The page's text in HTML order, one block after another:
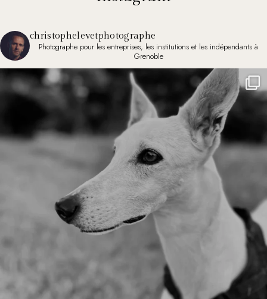
christophelevetphotographe
Photographe pour les entreprises, les institutions et les indépendants à
Grenoble